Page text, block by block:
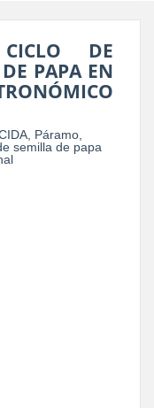
DE
PAPA EN